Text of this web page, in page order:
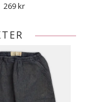
269 kr